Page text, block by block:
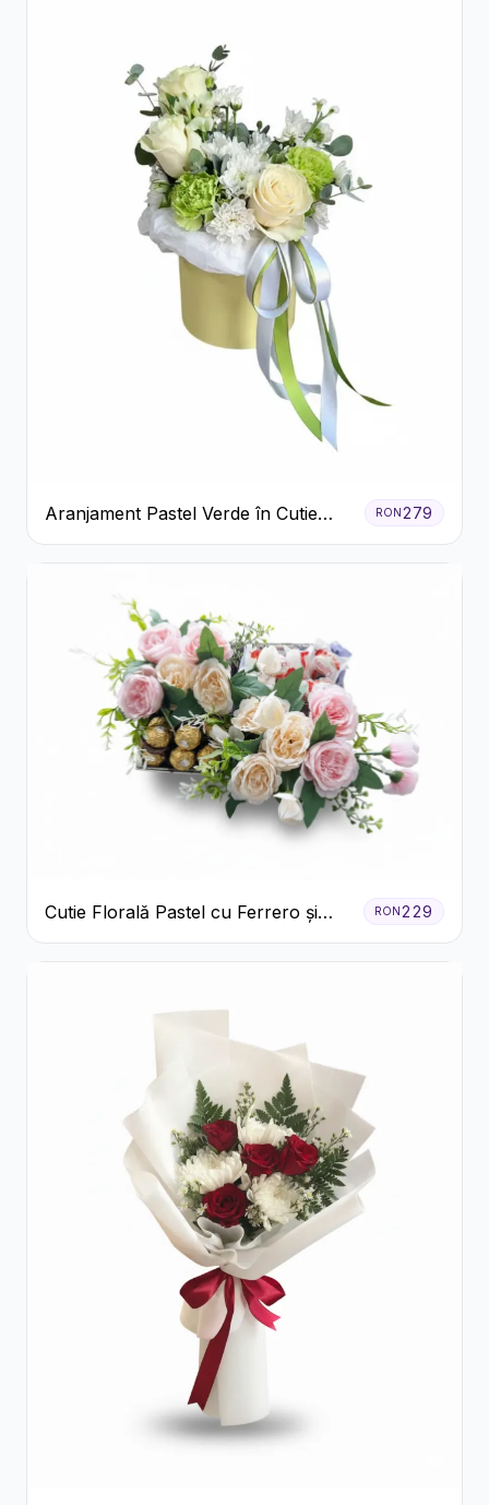
Aranjament Pastel Verde în Cutie
Galben Pal
RON279
Cutie Florală Pastel cu Ferrero și
Raffaello
RON229